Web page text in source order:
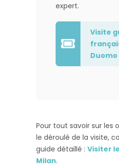
expert.
Visite
Duomo
Pour tout savoir sur les
le déroulé de la visite,
guide détaillé : Visiter
Milan.